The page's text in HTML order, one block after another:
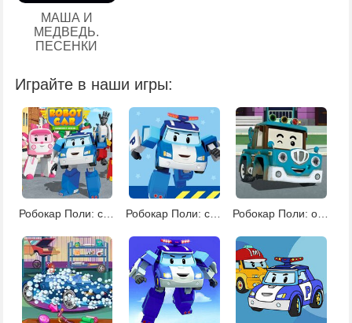
МАША И
МЕДВЕДЬ.
ПЕСЕНКИ
Играйте в наши игры:
Робокар Поли: спасательные операции Робокар Поли: спасательные операции 2 Робокар Поли: операции по спасению 3